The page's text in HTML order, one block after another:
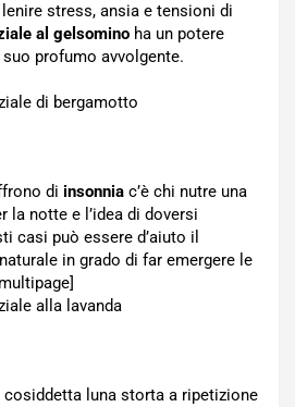
stress, ansia e tensioni di
al gelsomino ha un potere
profumo avvolgente.
di bergamotto
di insonnia c’è chi nutre una
la notte e l’idea di doversi
casi può essere d’aiuto il
in grado di far emergere le
alla lavanda
cosiddetta luna storta a ripetizione